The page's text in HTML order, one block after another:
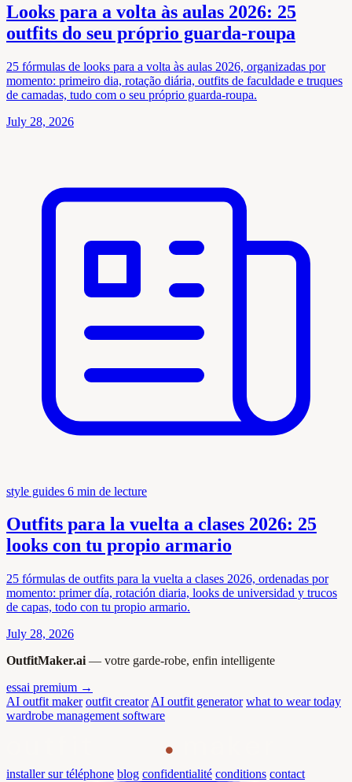
Looks para a volta às aulas 2026: 25
outfits do seu próprio guarda-roupa
25 fórmulas de looks para a volta às aulas 2026, organizadas por
momento: primeiro dia, rotação diária, outfits de faculdade e truques
de camadas, tudo com o seu próprio guarda-roupa.
July 28, 2026
style guides 6 min de lecture
Outfits para la vuelta a clases 2026: 25
looks con tu propio armario
25 fórmulas de outfits para la vuelta a clases 2026, ordenadas por
momento: primer día, rotación diaria, looks de universidad y trucos
de capas, todo con tu propio armario.
July 28, 2026
OutfitMaker.ai — votre garde-robe, enfin intelligente
essai premium →
AI outfit maker outfit creator AI outfit generator what to wear today
wardrobe management software
installer sur téléphone blog confidentialité conditions contact